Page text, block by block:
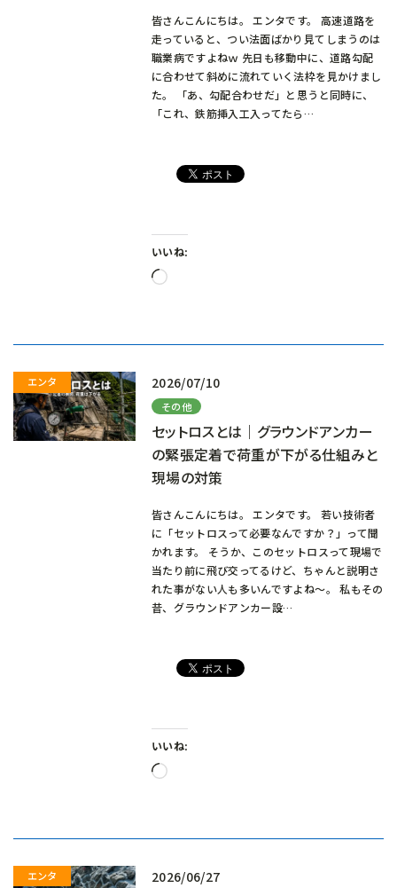
皆さんこんにちは。 エンタです。 高速道路を
走っていると、つい法面ばかり見てしまうのは
職業病ですよねｗ 先日も移動中に、道路勾配
に合わせて斜めに流れていく法枠を見かけまし
た。 「あ、勾配合わせだ」と思うと同時に、
「これ、鉄筋挿入工入ってたら…
いいね:
読
2026/07/10
その他
セットロスとは｜グラウンドアンカー
の緊張定着で荷重が下がる仕組みと
現場の対策
皆さんこんにちは。 エンタです。 若い技術者
に「セットロスって必要なんですか？」って聞
かれます。 そうか、このセットロスって現場で
当たり前に飛び交ってるけど、ちゃんと説明さ
れた事がない人も多いんですよね～。 私もその
昔、グラウンドアンカー設…
いいね:
読
2026/06/27